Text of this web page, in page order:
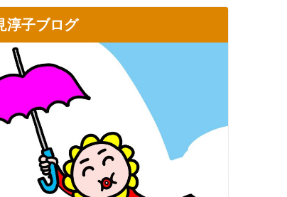
淳子ブログ